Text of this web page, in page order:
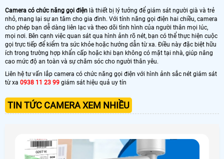
Camera có chức năng gọi điện là thiết bị lý tưởng để giám sát người già và trẻ
nhỏ, mang lại sự an tâm cho gia đình. Với tính năng gọi điện hai chiều, camera
cho phép bạn dễ dàng liên lạc và theo dõi tình hình của người thân mọi lúc,
mọi nơi. Bên cạnh việc quan sát qua hình ảnh rõ nét, bạn có thể thực hiện cuộc
gọi trực tiếp để kiểm tra sức khỏe hoặc hướng dẫn từ xa. Điều này đặc biệt hữu
ích trong trường hợp khẩn cấp hoặc khi bạn không có mặt tại nhà, giúp nâng
cao mức độ an toàn và sự chăm sóc cho người thân yêu.
Liên hệ tư vấn lắp camera có chức năng gọi điện với hình ảnh sắc nét giám sát
từ xa 0938 11 23 99 giám sát hiệu quả uy tín
TIN TỨC CAMERA XEM NHIỀU